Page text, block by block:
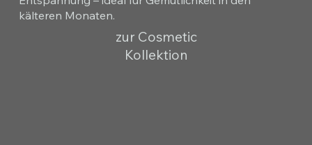
kälteren Monaten.
zur Cosmetic
Kollektion